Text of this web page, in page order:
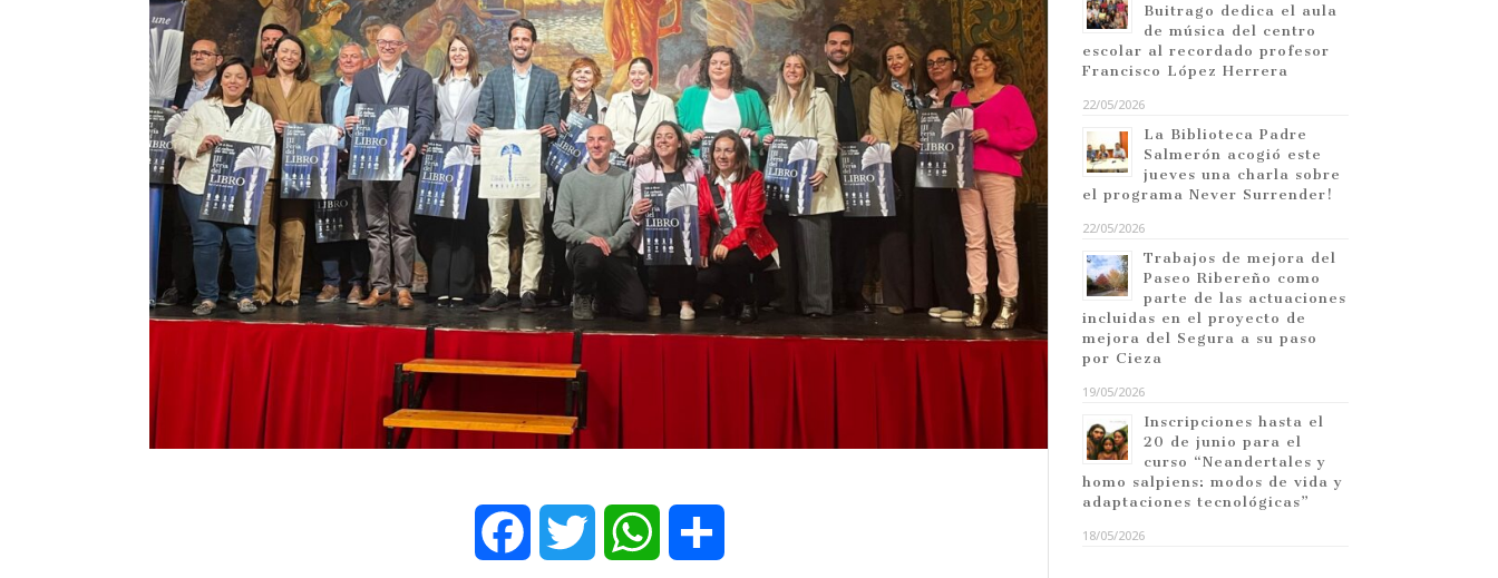
Buitrago dedica el aula
de música del centro
escolar al recordado profesor
Francisco López Herrera
22/05/2026
La Biblioteca Padre
Salmerón acogió este
jueves una charla sobre
el programa Never Surrender!
22/05/2026
Trabajos de mejora del
Paseo Ribereño como
parte de las actuaciones
incluidas en el proyecto de
mejora del Segura a su paso
por Cieza
19/05/2026
Inscripciones hasta el
20 de junio para el
curso “Neandertales y
homo salpiens: modos de vida y
adaptaciones tecnológicas”
18/05/2026